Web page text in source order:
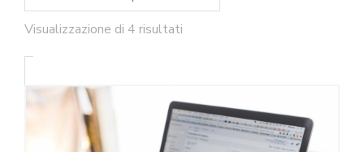
Visualizzazione di 4 risultati